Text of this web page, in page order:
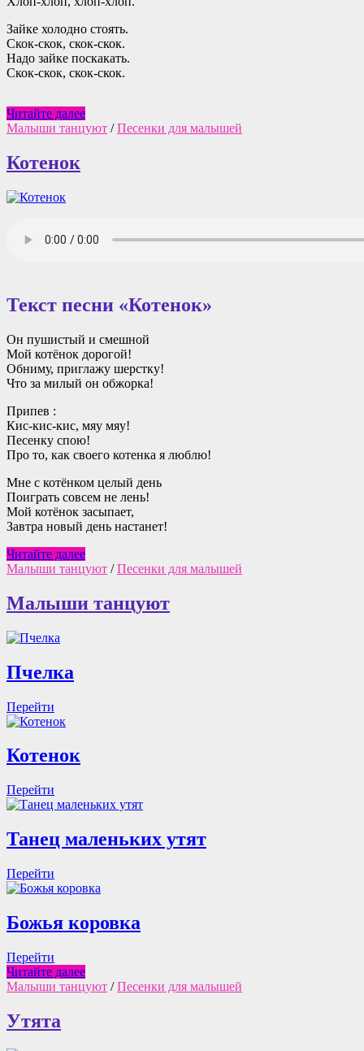
Зайке холодно стоять.
Скок-скок, скок-скок.
Надо зайке поскакать.
Скок-скок, скок-скок.
Зайка
Читайте далее
Малыши танцуют /Песенки для малышей
Котенок
Текст песни «Котенок»
Он пушистый и смешной
Мой котёнок дорогой!
Обниму, приглажу шерстку!
Что за милый он обжорка!
Припев :
Кис-кис-кис, мяу мяу!
Песенку спою!
Про то, как своего котенка я люблю!
Мне с котёнком целый день
Поиграть совсем не лень!
Мой котёнок засыпает,
Завтра новый день настанет!
Котенок
Читайте далее
Малыши танцуют /Песенки для малышей
Малыши танцуют
Пчелка
Перейти
Котенок
Перейти
Танец маленьких утят
Перейти
Божья коровка
Перейти
Малыши
танцуют
Читайте далее
Малыши танцуют /Песенки для малышей
Утята